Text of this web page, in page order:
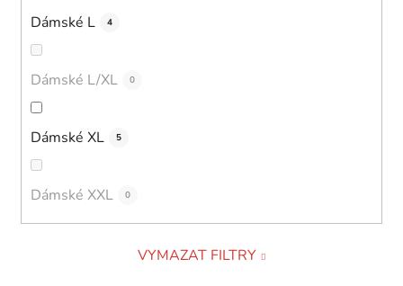
Dámské L 4
Dámské L/XL 0
Dámské XL 5
Dámské XXL 0
VYMAZAT FILTRY